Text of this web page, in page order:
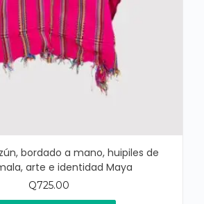
bordado a mano, huipiles de
arte e identidad Maya
Q725.00